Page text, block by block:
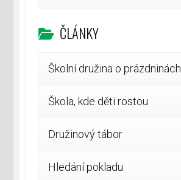
ČLÁNKY
Školní družina o prázdninách
Škola, kde děti rostou
Družinový tábor
Hledání pokladu